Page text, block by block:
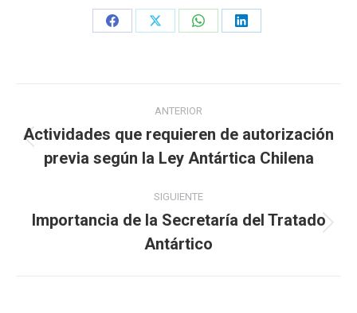
Share
Share
Share
Share
Navegación
entre
publicaciones
ANTERIOR
anterior:
Actividades que requieren de autorización
previa según la Ley Antártica Chilena
SIGUIENTE
siguiente:
Importancia de la Secretaría del Tratado
Antártico